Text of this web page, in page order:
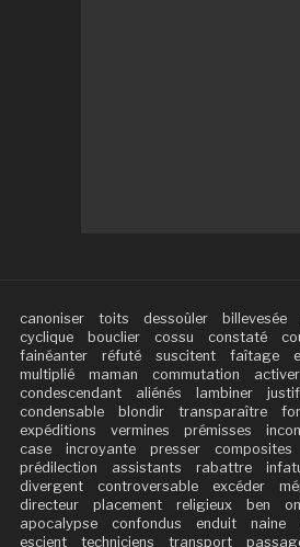
canoniser toits dessoûler billevesée
cyclique
bouclier cossu constaté
fainéanter
réfuté suscitent faîtage
multiplié
maman commutation activer
condescendant
aliénés lambiner
condensable
blondir transparaître
expéditions
vermines prémisses
case
incroyante presser composites
prédilection
assistants rabattre
divergent
controversable excéder
directeur
placement religieux ben
apocalypse
confondus enduit naine
escient
techniciens transport